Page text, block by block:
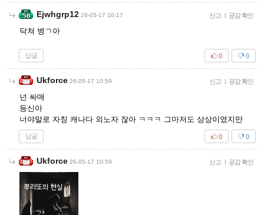
Ejwhgrp12 26-05-17 10:17 신고 | 공감 확인
닥쳐 병ㄱ아
답글 0
0
Ukforce 26-05-17 10:59 신고 | 공감 확인
넌 싸매
등신아
너야말로 자칭 캐나다 외노자 잖아 ㅋㅋㅋ 그마저도 상상이였지만
답글 0
0
Ukforce 26-05-17 10:59 신고 | 공감 확인